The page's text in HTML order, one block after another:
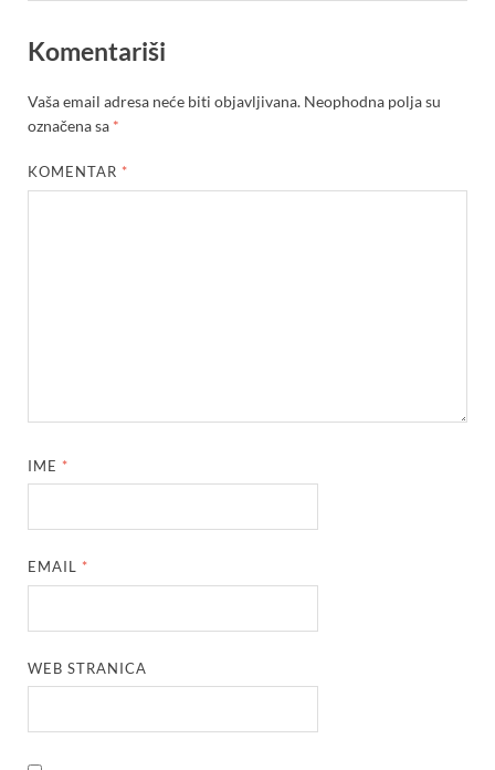
Komentariši
Vaša email adresa neće biti objavljivana. Neophodna polja su
označena sa *
KOMENTAR *
IME *
EMAIL *
WEB STRANICA